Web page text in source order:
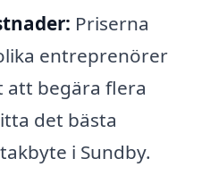
Priserna
entreprenörer
att begära flera
det bästa
i Sundby.